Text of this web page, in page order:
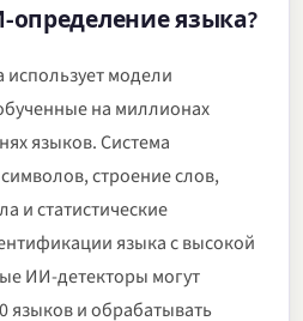
определение языка?
модели
на миллионах
языков. Система
строение слов,
и статистические
языка с высокой
ИИ-детекторы могут
языков и обрабатывать